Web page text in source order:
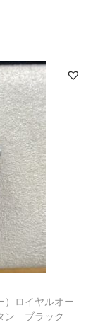
ロイヤルオー
ン ブラック